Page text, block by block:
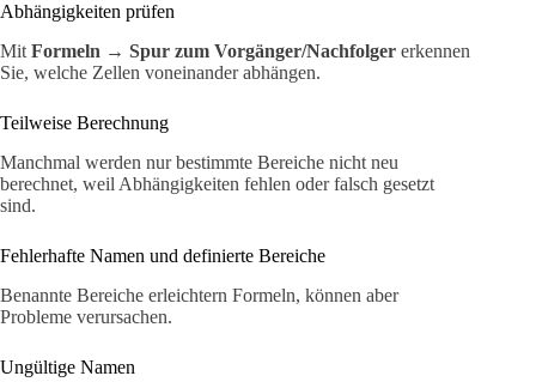
Abhängigkeiten prüfen
Mit Formeln → Spur zum Vorgänger/Nachfolger erkennen
Sie, welche Zellen voneinander abhängen.
Teilweise Berechnung
Manchmal werden nur bestimmte Bereiche nicht neu
berechnet, weil Abhängigkeiten fehlen oder falsch gesetzt
sind.
Fehlerhafte Namen und definierte Bereiche
Benannte Bereiche erleichtern Formeln, können aber
Probleme verursachen.
Ungültige Namen